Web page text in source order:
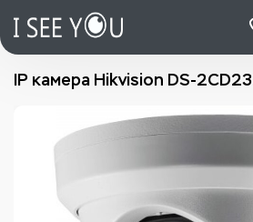
IP камера Hikvision DS-